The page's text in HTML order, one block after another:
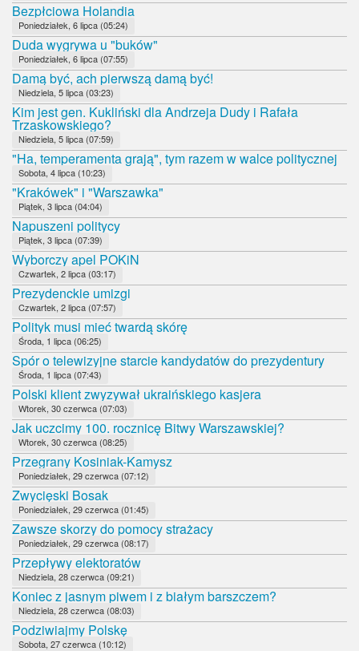
Bezpłciowa Holandia
Poniedziałek, 6 lipca (05:24)
Duda wygrywa u "buków"
Poniedziałek, 6 lipca (07:55)
Damą być, ach pierwszą damą być!
Niedziela, 5 lipca (03:23)
Kim jest gen. Kukliński dla Andrzeja Dudy i Rafała
Trzaskowskiego?
Niedziela, 5 lipca (07:59)
"Ha, temperamenta grają", tym razem w walce politycznej
Sobota, 4 lipca (10:23)
"Krakówek" i "Warszawka"
Piątek, 3 lipca (04:04)
Napuszeni politycy
Piątek, 3 lipca (07:39)
Wyborczy apel POKiN
Czwartek, 2 lipca (03:17)
Prezydenckie umizgi
Czwartek, 2 lipca (07:57)
Polityk musi mieć twardą skórę
Środa, 1 lipca (06:25)
Spór o telewizyjne starcie kandydatów do prezydentury
Środa, 1 lipca (07:43)
Polski klient zwyzywał ukraińskiego kasjera
Wtorek, 30 czerwca (07:03)
Jak uczcimy 100. rocznicę Bitwy Warszawskiej?
Wtorek, 30 czerwca (08:25)
Przegrany Kosiniak-Kamysz
Poniedziałek, 29 czerwca (07:12)
Zwycięski Bosak
Poniedziałek, 29 czerwca (01:45)
Zawsze skorzy do pomocy strażacy
Poniedziałek, 29 czerwca (08:17)
Przepływy elektoratów
Niedziela, 28 czerwca (09:21)
Koniec z jasnym piwem i z białym barszczem?
Niedziela, 28 czerwca (08:03)
Podziwiajmy Polskę
Sobota, 27 czerwca (10:12)